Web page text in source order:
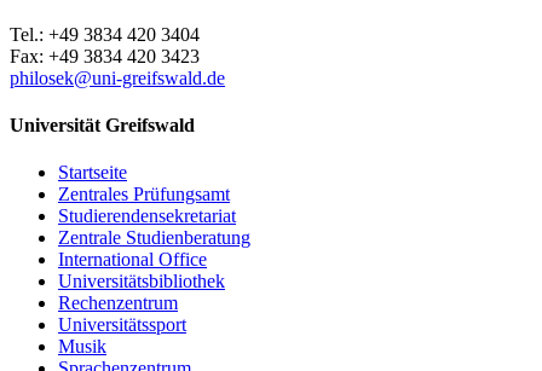
Kaffeepause
Flurnamenforschung
Christoph Schmitt / Holger Meyer (Rostock): Perspektiven
und Potenziale eines digitalen Dienstes für Flurnamen aus
Mecklenburg, Vorpommern und dem nordwestlichen Polen
Resümee, Ausblick
Um Anmeldung per email bis 15. Mai 2017 wird gebeten:
Matthias Vollmer
Tel.: +49 3834 420 3404
Fax: +49 3834 420 3423
philosek@uni-greifswald.de
Universität Greifswald
Startseite
Zentrales Prüfungsamt
Studierendensekretariat
Zentrale Studienberatung
International Office
Universitätsbibliothek
Rechenzentrum
Universitätssport
Musik